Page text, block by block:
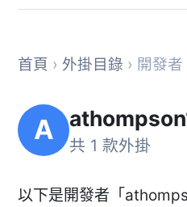
首頁 › 外掛目錄 › 開發
A 共 1 款外掛
以下是開發者「